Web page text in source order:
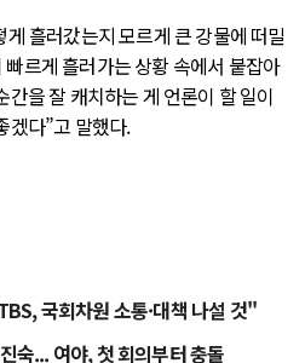
흘러갔는지 모르게 큰 강물에 떠밀
르게 흘러가는 상황 속에서 붙잡아
간을 잘 캐치하는 게 언론이 할 일이
겠다”고 말했다.
국회차원 소통·대책 나설 것"
숙... 여야, 첫 회의부터 충돌